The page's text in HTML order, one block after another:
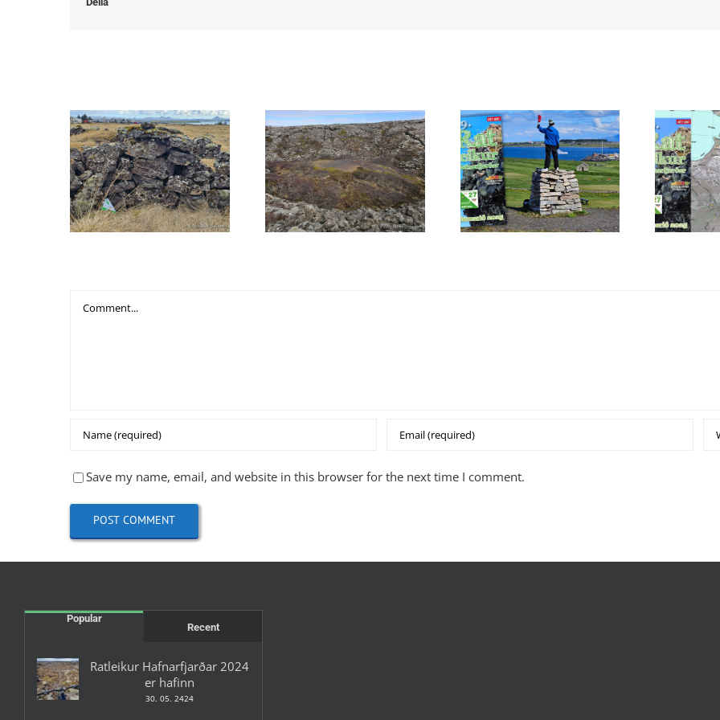
30. Ratleikur Hafnarfjarðar
er hafinn!
Ratleikskortin eru farin í
prentun!
Ratleikur Hafnarfjarðar
2025 er hafinn!
Save my name, email, and website in this browser for the next time I comment.
Popular
Recent
Ratleikur Hafnarfjarðar 2024
er hafinn
30. 05. 2424